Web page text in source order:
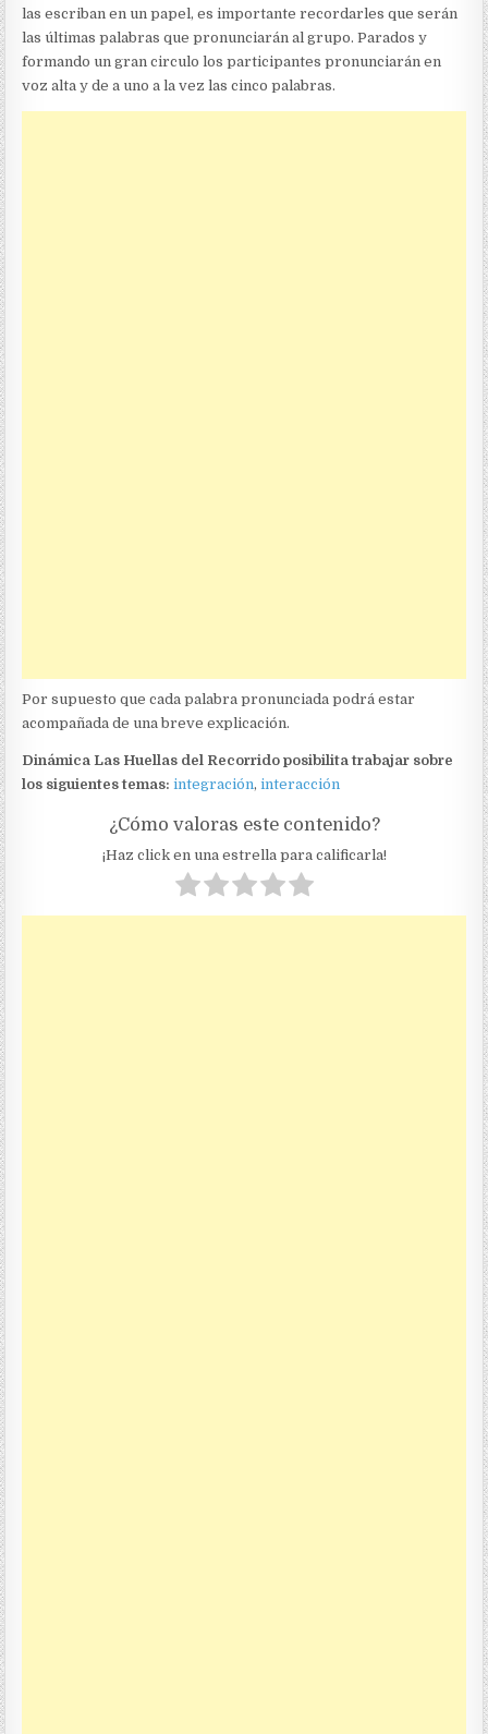
las escriban en un papel, es importante recordarles que serán
las últimas palabras que pronunciarán al grupo. Parados y
formando un gran circulo los participantes pronunciarán en
voz alta y de a uno a la vez las cinco palabras.
Por supuesto que cada palabra pronunciada podrá estar
acompañada de una breve explicación.
Dinámica Las Huellas del Recorrido posibilita trabajar sobre
los siguientes temas: integración,interacción
¿Cómo valoras este contenido?
¡Haz click en una estrella para calificarla!